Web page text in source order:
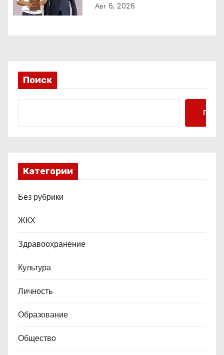
п
я
м
Авг 6, 2026
Поиск
Поиск
Категории
Без рубрики
ЖКХ
Здравоохранение
Культура
Личность
Образование
Общество